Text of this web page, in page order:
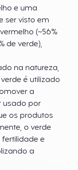
e uma
ser visto em
(~56%
de verde),
na natureza,
é utilizado
a
usado por
os produtos
o verde
e
a